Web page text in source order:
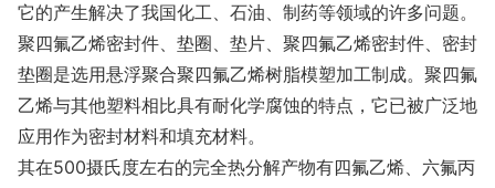
它的产生解决了我国化工、石油、制药等领域的许多问题。
聚四氟乙烯密封件、垫圈、垫片、聚四氟乙烯密封件、密封
垫圈是选用悬浮聚合聚四氟乙烯树脂模塑加工制成。聚四氟
乙烯与其他塑料相比具有耐化学腐蚀的特点，它已被广泛地
应用作为密封材料和填充材料。
其在500摄氏度左右的完全热分解产物有四氟乙烯、六氟丙